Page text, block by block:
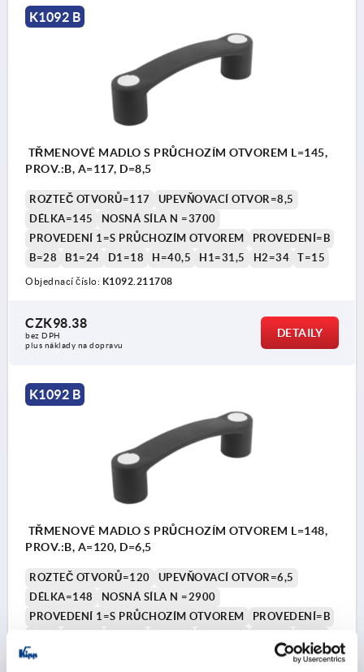
K1092 B
TŘMENOVÉ MADLO S PRŮCHOZÍM OTVOREM L=145,
PROV.:B, A=117, D=8,5
ROZTEČ OTVORŮ=117
UPEVŇOVACÍ OTVOR=8,5
DÉLKA=145
NOSNÁ SÍLA N =3700
PROVEDENÍ 1=S PRŮCHOZÍM OTVOREM
PROVEDENÍ=B
B=28
B1=24 D1=18 H=40,5 H1=31,5 H2=34 T=15
Objednací číslo: K1092.211708
CZK98.38
bez DPH
plus náklady na dopravu
DETAILY
K1092 B
TŘMENOVÉ MADLO S PRŮCHOZÍM OTVOREM L=148,
PROV.:B, A=120, D=6,5
ROZTEČ OTVORŮ=120
UPEVŇOVACÍ OTVOR=6,5
DÉLKA=148
NOSNÁ SÍLA N =2900
PROVEDENÍ 1=S PRŮCHOZÍM OTVOREM
PROVEDENÍ=B
Objednací číslo: